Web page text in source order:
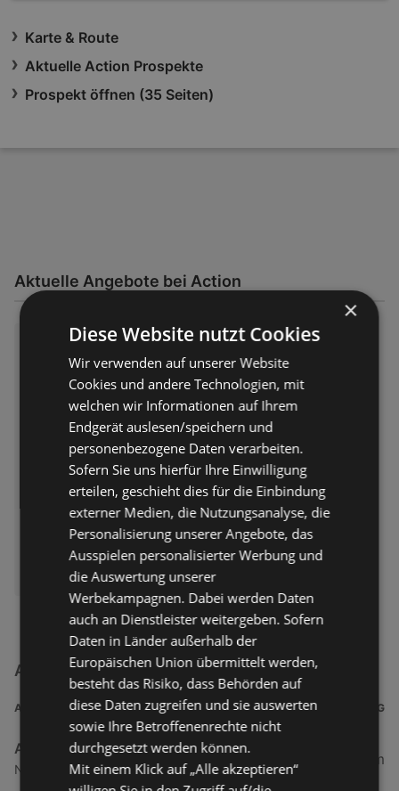
Karte & Route
Aktuelle Action Prospekte
Prospekt öffnen (35 Seiten)
Aktuelle Angebote bei Action
Action: Kleine Preise, große Fr
eude
Prospekt – 35 Seiten
Prospekt nur gültig bis:
Entfernt: 34,25 km
ERHÄLTLICH BEI:
Action
Action Filialen in der Nähe
ADRESSE ENTFERNUNG
Action
Norddeicher Straße 80, 26506 Norden
34,25 km
×
Diese Website nutzt Cookies
Wir verwenden auf unserer Website
Cookies und andere Technologien, mit
welchen wir Informationen auf Ihrem
Endgerät auslesen/speichern und
personenbezogene Daten verarbeiten.
Sofern Sie uns hierfür Ihre Einwilligung
erteilen, geschieht dies für die Einbindung
externer Medien, die Nutzungsanalyse, die
Personalisierung unserer Angebote, das
Ausspielen personalisierter Werbung und
die Auswertung unserer
Werbekampagnen. Dabei werden Daten
auch an Dienstleister weitergeben. Sofern
Daten in Länder außerhalb der
Europäischen Union übermittelt werden,
besteht das Risiko, dass Behörden auf
diese Daten zugreifen und sie auswerten
sowie Ihre Betroffenenrechte nicht
durchgesetzt werden können.
Mit einem Klick auf „Alle akzeptieren“